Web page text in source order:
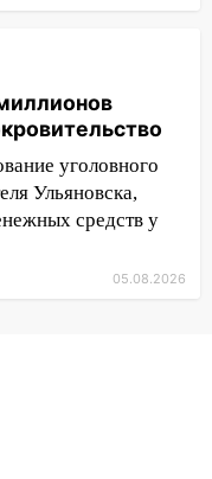
украли два
какая будет
ульяновские
УК
на
Тюленева
уголовного
Ульяновска,
средств у
05.08.2026